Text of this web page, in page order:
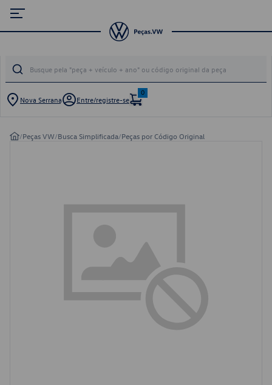
Nova Serrana Entre/registre-se
0
/Peças VW/Busca Simplificada/Peças por Código Original